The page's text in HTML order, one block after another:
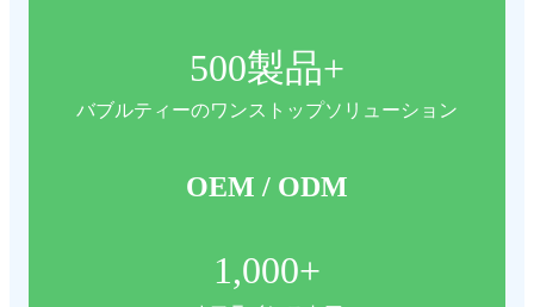
500製品+
バブルティーのワンストップソリューション
OEM / ODM
1,000+